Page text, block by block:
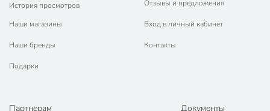
История просмотров
Наши магазины
Наши бренды
Подарки
Отзывы и предложения
Вход в личный кабинет
Контакты
Партнерам Документы